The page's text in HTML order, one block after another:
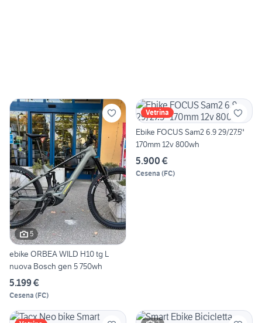
5
ebike ORBEA WILD H10 tg L
nuova Bosch gen 5 750wh
5.199 €
Cesena (FC)
Vetrina
Ebike FOCUS Sam2 6.9 29/27.5''
170mm 12v 800wh
5.900 €
Cesena (FC)